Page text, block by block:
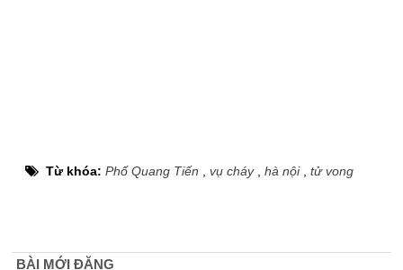
Từ khóa:Phố Quang Tiến ,vụ cháy,hà nội,tử vong
BÀI MỚI ĐĂNG